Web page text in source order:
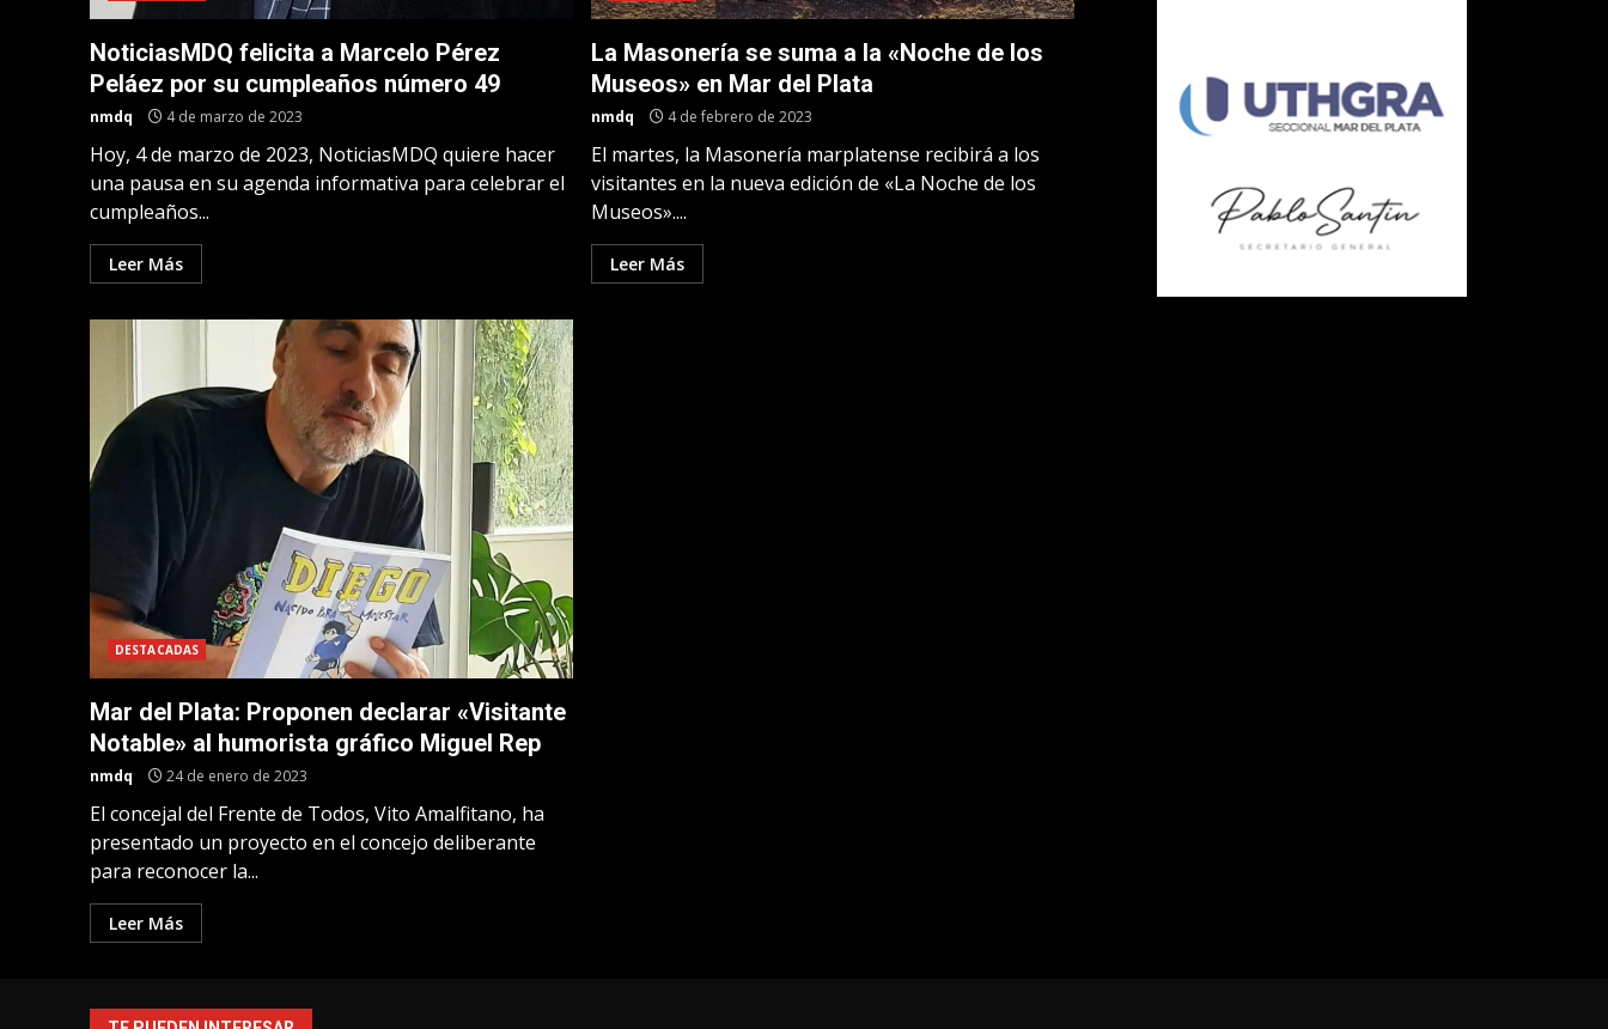
NoticiasMDQ felicita a Marcelo Pérez
Peláez por su cumpleaños número 49
nmdq 4 de marzo de 2023
Hoy, 4 de marzo de 2023, NoticiasMDQ quiere hacer
una pausa en su agenda informativa para celebrar el
cumpleaños...
Leer Más
La Masonería se suma a la «Noche de los
Museos» en Mar del Plata
nmdq 4 de febrero de 2023
El martes, la Masonería marplatense recibirá a los
visitantes en la nueva edición de «La Noche de los
Museos»....
Leer Más
DESTACADAS
Mar del Plata: Proponen declarar «Visitante
Notable» al humorista gráfico Miguel Rep
nmdq 24 de enero de 2023
El concejal del Frente de Todos, Vito Amalfitano, ha
presentado un proyecto en el concejo deliberante
para reconocer la...
Leer Más